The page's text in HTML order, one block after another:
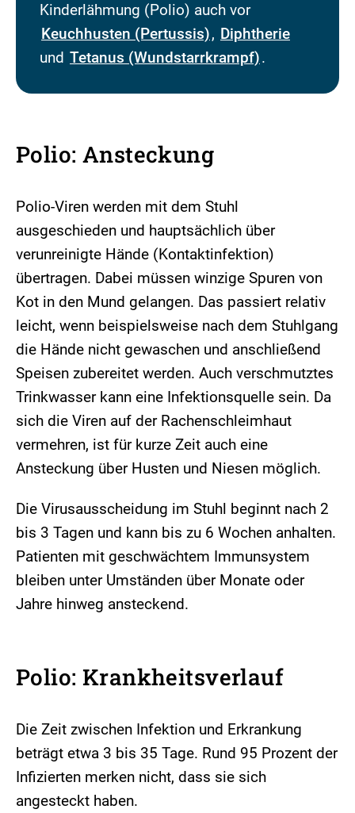
Kinderlähmung (Polio) auch vor
Keuchhusten (Pertussis), Diphtherie
und Tetanus (Wundstarrkrampf).
Polio: Ansteckung
Polio-Viren werden mit dem Stuhl
ausgeschieden und hauptsächlich über
verunreinigte Hände (Kontaktinfektion)
übertragen. Dabei müssen winzige Spuren von
Kot in den Mund gelangen. Das passiert relativ
leicht, wenn beispielsweise nach dem Stuhlgang
die Hände nicht gewaschen und anschließend
Speisen zubereitet werden. Auch verschmutztes
Trinkwasser kann eine Infektionsquelle sein. Da
sich die Viren auf der Rachenschleimhaut
vermehren, ist für kurze Zeit auch eine
Ansteckung über Husten und Niesen möglich.
Die Virusausscheidung im Stuhl beginnt nach 2
bis 3 Tagen und kann bis zu 6 Wochen anhalten.
Patienten mit geschwächtem Immunsystem
bleiben unter Umständen über Monate oder
Jahre hinweg ansteckend.
Polio: Krankheitsverlauf
Die Zeit zwischen Infektion und Erkrankung
beträgt etwa 3 bis 35 Tage. Rund 95 Prozent der
Infizierten merken nicht, dass sie sich
angesteckt haben.